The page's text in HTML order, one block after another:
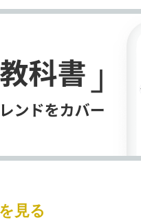
ク
追
加
見る